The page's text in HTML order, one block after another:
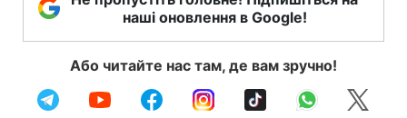
наші оновлення в Google!
Або читайте нас там, де вам зручно!